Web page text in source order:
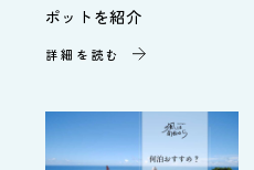
ポットを紹介
詳細を読む